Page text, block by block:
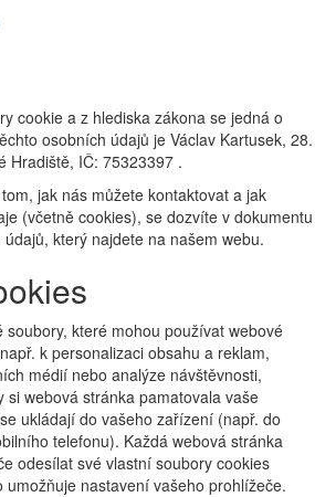
cookie a z hlediska zákona se jedná o
osobních údajů je Václav Kartusek, 28.
Hradiště, IČ: 75323397 .
jak nás můžete kontaktovat a jak
(včetně cookies), se dozvíte v dokumentu
který najdete na našem webu.
soubory, které mohou používat webové
k personalizaci obsahu a reklam,
médií nebo analýze návštěvnosti,
si webová stránka pamatovala vaše
ukládají do vašeho zařízení (např. do
telefonu). Každá webová stránka
odesílat své vlastní soubory cookies
nastavení vašeho prohlížeče.